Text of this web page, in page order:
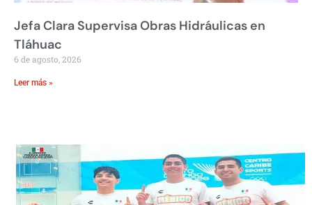
Jefa Clara Supervisa Obras Hidráulicas en
Tláhuac
6 de agosto, 2026
Leer más »